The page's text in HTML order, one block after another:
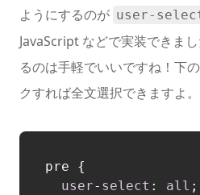
ようにするのが user-
JavaScript などで実装できま
るのは手軽でいいですね！下
クすれば全文選択できますよ。
pre {
user- select : all ;